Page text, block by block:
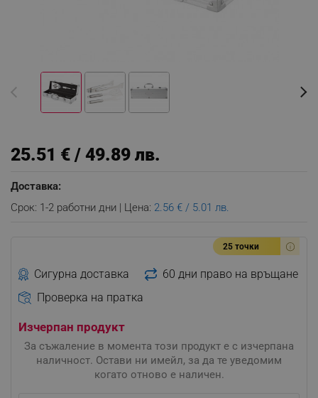
25.51 € / 49.89 лв.
Доставка:
Срок: 1-2 работни дни | Цена: 2.56 € / 5.01 лв.
25 точки
Сигурна доставка
60 дни право на връщане
Проверка на пратка
Изчерпан продукт
За съжаление в момента този продукт е с изчерпана
наличност. Остави ни имейл, за да те уведомим
когато отново е наличен.